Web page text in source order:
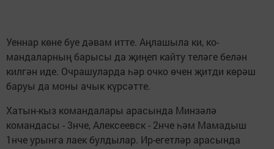
Уеннар көне буе дәвам итте. Аңлашыла ки, ко-
мандаларның барысы да җиңеп кайту теләге белән
килгән иде. Очрашуларда һәр очко өчен җитди көрәш
баруы да моны ачык күрсәтте.
Хатын-кыз командалары арасында Минзәлә
командасы - 3нче, Алексеевск - 2нче һәм Мамадыш
1нче урынга лаек булдылар. Ир-егетләр арасында